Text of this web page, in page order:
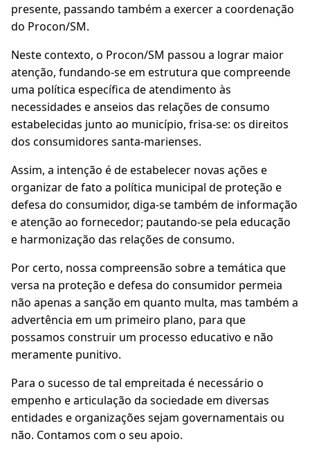
presente, passando também a exercer a coordenação
do Procon/SM.
Neste contexto, o Procon/SM passou a lograr maior
atenção, fundando-se em estrutura que compreende
uma política específica de atendimento às
necessidades e anseios das relações de consumo
estabelecidas junto ao município, frisa-se: os direitos
dos consumidores santa-marienses.
Assim, a intenção é de estabelecer novas ações e
organizar de fato a política municipal de proteção e
defesa do consumidor, diga-se também de informação
e atenção ao fornecedor; pautando-se pela educação
e harmonização das relações de consumo.
Por certo, nossa compreensão sobre a temática que
versa na proteção e defesa do consumidor permeia
não apenas a sanção em quanto multa, mas também a
advertência em um primeiro plano, para que
possamos construir um processo educativo e não
meramente punitivo.
Para o sucesso de tal empreitada é necessário o
empenho e articulação da sociedade em diversas
entidades e organizações sejam governamentais ou
não. Contamos com o seu apoio.